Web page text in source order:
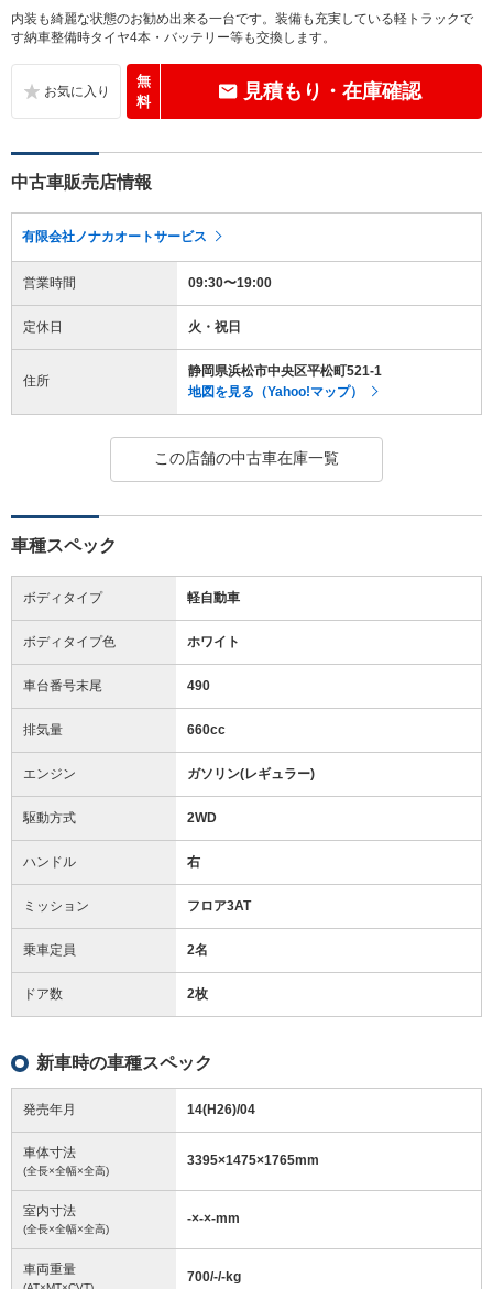
内装も綺麗な状態のお勧め出来る一台です。装備も充実している軽トラックで
す納車整備時タイヤ4本・バッテリー等も交換します。
無
料
見積もり・在庫確認
中古車販売店情報
有限会社ノナカオートサービス
営業時間 09:30〜19:00
定休日 火・祝日
住所
静岡県浜松市中央区平松町521-1
地図を見る（Yahoo!マップ）
この店舗の中古車在庫一覧
車種スペック
ボディタイプ 軽自動車
ボディタイプ色 ホワイト
車台番号末尾 490
排気量 660cc
エンジン ガソリン(レギュラー)
駆動方式 2WD
ハンドル 右
ミッション フロア3AT
乗車定員 2名
ドア数 2枚
新車時の車種スペック
発売年月 14(H26)/04
車体寸法
(全長×全幅×全高)
3395×1475×1765mm
室内寸法
(全長×全幅×全高)
-×-×-mm
車両重量 700/-/-kg